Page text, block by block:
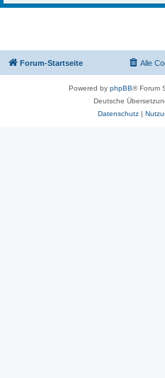
Forum-Startseite Alle
Powered by phpBB® Forum
Deutsche
Datenschutz|